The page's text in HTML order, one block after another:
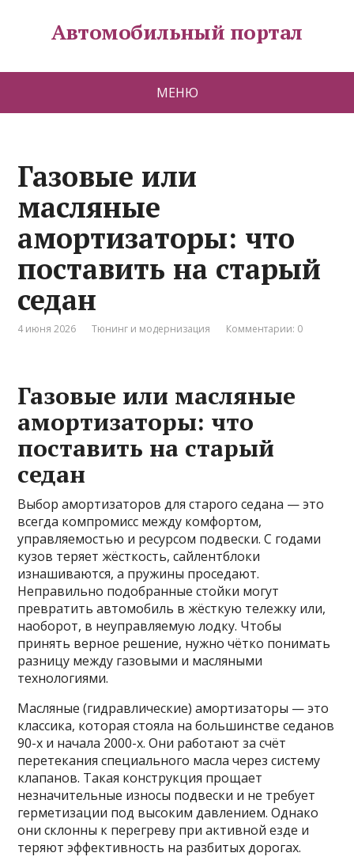
Автомобильный портал
МЕНЮ
Газовые или
масляные
амортизаторы: что
поставить на старый
седан
4 июня 2026 Тюнинг и модернизация Комментарии: 0
Газовые или масляные
амортизаторы: что
поставить на старый
седан
Выбор амортизаторов для старого седана — это
всегда компромисс между комфортом,
управляемостью и ресурсом подвески. С годами
кузов теряет жёсткость, сайлентблоки
изнашиваются, а пружины проседают.
Неправильно подобранные стойки могут
превратить автомобиль в жёсткую тележку или,
наоборот, в неуправляемую лодку. Чтобы
принять верное решение, нужно чётко понимать
разницу между газовыми и масляными
технологиями.
Масляные (гидравлические) амортизаторы — это
классика, которая стояла на большинстве седанов
90-х и начала 2000-х. Они работают за счёт
перетекания специального масла через систему
клапанов. Такая конструкция прощает
незначительные износы подвески и не требует
герметизации под высоким давлением. Однако
они склонны к перегреву при активной езде и
теряют эффективность на разбитых дорогах.